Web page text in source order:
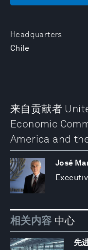
Headquarters
Chile
来自贡献者
Economic
America and
José
相关内容 中心
先